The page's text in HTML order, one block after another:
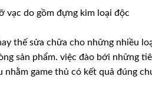
vạc do gồm đựng kim loại độc
thế sửa chữa cho những nhiều
sản phẩm. việc đào bới những
game thủ có kết quả đúng